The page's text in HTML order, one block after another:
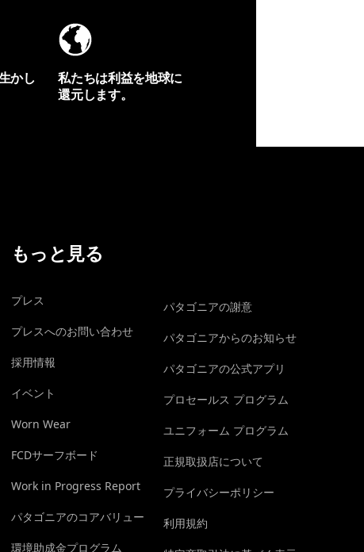
かし
私たちは利益を地球に
還元します。
もっと見る
プレス
プレスへのお問い合わせ
採用情報
イベント
Worn Wear
FCDサーフボード
Work in Progress Report
パタゴニアのコアバリュー
環境助成金プログラム
パタゴニアの謝意
パタゴニアからのお知らせ
パタゴニアの公式アプリ
プロセールス プログラム
ユニフォーム プログラム
正規取扱店について
プライバシーポリシー
利用規約